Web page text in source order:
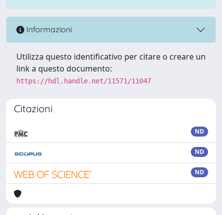
Informazioni
Utilizza questo identificativo per citare o creare un
link a questo documento:
https://hdl.handle.net/11571/11047
Citazioni
ND
ND
ND